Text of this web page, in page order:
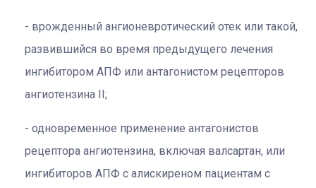
врожденный ангионевротический отек или такой,
развившийся во время предыдущего лечения
ингибитором АПФ или антагонистом рецепторов
ангиотензина II;
одновременное применение антагонистов
рецептора ангиотензина, включая валсартан, или
ингибиторов АПФ с алискиреном пациентам с